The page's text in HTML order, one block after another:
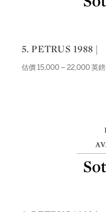
5. PETRUS 1988 |
估價 15,000 – 22,000 英鎊